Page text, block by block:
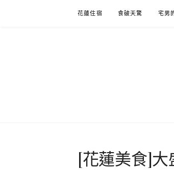
花蓮住宿 食破天驚 宅男
[花蓮美食]